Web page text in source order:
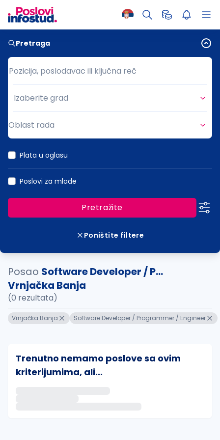
Pretraga
Pozicija, poslodavac ili ključna reč
Pozicija, poslodavac ili ključna reč
Grad
Izaberite grad
Oblast rada
Plata u oglasu
Poslovi za mlade
Pretražite
Poništite filtere
Posao Software Developer / P...
Vrnjačka Banja
(0 rezultata)
Vrnjačka Banja Software Developer / Programmer / Engineer
Trenutno nemamo poslove sa ovim
kriterijumima, ali...